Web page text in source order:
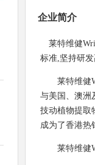
企业简介
莱特维健
标准,坚持研
莱特维健
与美国、澳洲
技动植物提取
成为了香港热
莱特维健